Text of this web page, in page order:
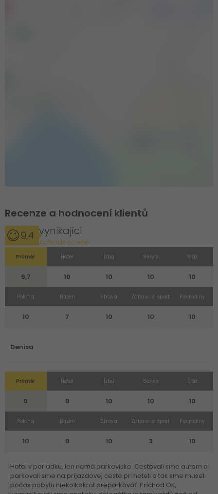
Recenze a hodnocení klientů
9,4 vynikající
4x hodnocené
Průměr
9,7
Hotel
10
Izba
10
Servis
10
Pláž
10
Poloha
10
Bazén
7
Strava
10
Zábava a šport
10
Pre rodiny
10
Denisa
Průměr
9
Hotel
9
Izba
10
Servis
10
Pláž
10
Poloha
10
Bazén
9
Strava
10
Zábava a šport
3
Pre rodiny
10
Hotel v poriadku, len nemá parkovisko. Cestovali sme autom a
parkovali sme na príjazdovej ceste pri hoteli a tak sme museli
počas pobytu niekolkokrát preparkovať. Príchod OK,